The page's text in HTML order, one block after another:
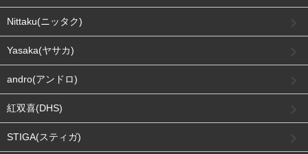
Nittaku(ニッタク)
Yasaka(ヤサカ)
andro(アンドロ)
紅双喜(DHS)
STIGA(スティガ)